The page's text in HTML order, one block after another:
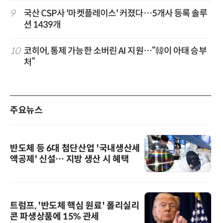
9
국산 CSP사 '마켓플레이스' 커졌다…5개사 등록 솔루
션 1439개
10 코히어, 통제 가능한 소버린 AI 지원…“韓이 아태 승부
처”
주요뉴스
반도체 등 6대 첨단산업 '국내생산세
액공제' 신설… 지방 생산 시 혜택
트럼프, '반도체 핵심 원료' 폴리실리
콘 파생상품에 15% 관세